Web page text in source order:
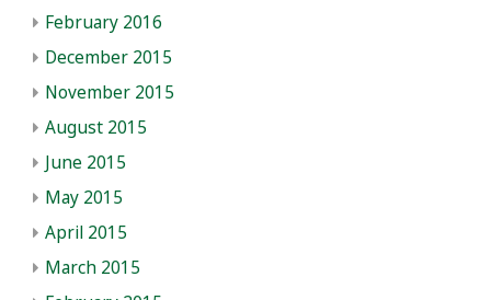
February 2016
December 2015
November 2015
August 2015
June 2015
May 2015
April 2015
March 2015